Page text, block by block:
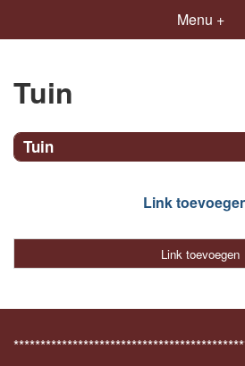
Menu +
Tuin
Tuin
Link
Link toevoegen